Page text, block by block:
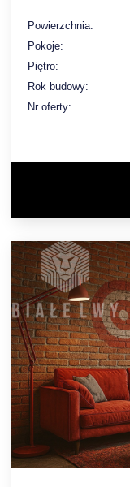
Powierzchnia:
Pokoje:
Piętro:
Rok budowy:
Nr oferty: